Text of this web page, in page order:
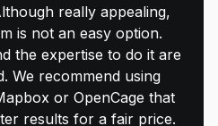
really appealing,
is not an easy option.
the expertise to do it are
We recommend using
or OpenCage that
results for a fair price.